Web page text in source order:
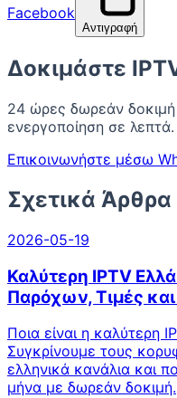
Facebook
Αντιγραφή
Δοκιμάστε
24 ώρες δωρεάν
ενεργοποίηση σε λεπτά.
Επικοινωνήστε μέσω
Σχετικά Άρθρα
2026-05-19
Καλύτερη IPTV
Παρόχων, Τιμές
Ποια είναι η καλύτερη
Συγκρίνουμε τους
ελληνικά κανάλια και
μήνα με δωρεάν δοκιμή.